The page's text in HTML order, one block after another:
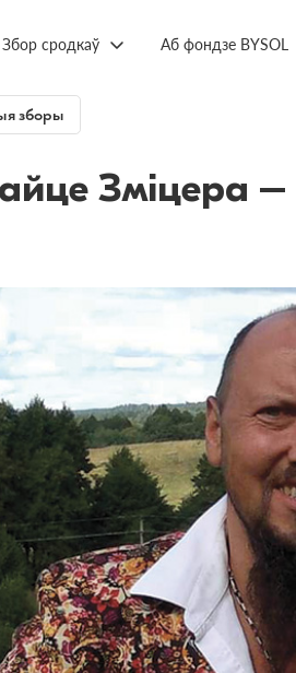
Збор сродкаў Аб фондзе BYSOL
зборы
Зміцера